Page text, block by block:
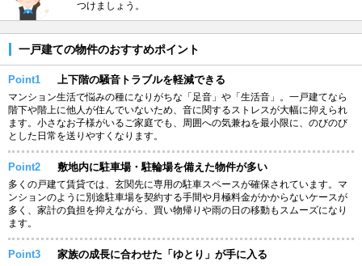
つけましょう。
一戸建ての物件のおすすめポイント
Point1 上下階の騒音トラブルを軽減できる
マンション生活で悩みの種になりがちな「足音」や「生活音」。一戸建てなら
階下や階上に他人が住んでいないため、音に関するストレスが大幅に抑えられ
ます。小さなお子様がいるご家庭でも、周囲への気兼ねを最小限に、のびのび
とした日常を送りやすくなります。
Point2 敷地内に駐車場・駐輪場を備えた物件が多い
多くの戸建て賃貸では、玄関先に専用の駐車スペースが確保されています。マ
ンションのように別途駐車場を契約する手間や月極料金がかからないケースが
多く、家計の負担を抑えながら、買い物帰りや雨の日の移動もスムーズになり
ます。
Point3 家族の成長に合わせた「ゆとり」が手に入る